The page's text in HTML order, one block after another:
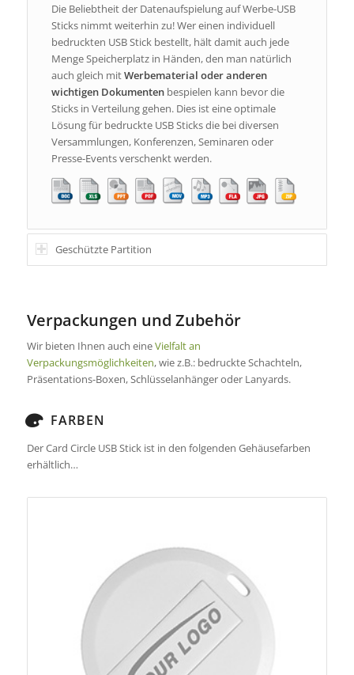
Die Beliebtheit der Datenaufspielung auf Werbe-USB
Sticks nimmt weiterhin zu! Wer einen individuell
bedruckten USB Stick bestellt, hält damit auch jede
Menge Speicherplatz in Händen, den man natürlich
auch gleich mitWerbematerial oder anderen
wichtigen Dokumentenbespielen kann bevor die
Sticks in Verteilung gehen. Dies ist eine optimale
Lösung für bedruckte USB Sticks die bei diversen
Versammlungen, Konferenzen, Seminaren oder
Presse-Events verschenkt werden.
Geschützte Partition
Verpackungen und Zubehör
Wir bieten Ihnen auch eineVielfalt an
Verpackungsmöglichkeiten, wie z.B.: bedruckte Schachteln,
Präsentations-Boxen, Schlüsselanhänger oder Lanyards.
FARBEN
Der Card Circle USB Stick ist in den folgenden Gehäusefarben
erhältlich…